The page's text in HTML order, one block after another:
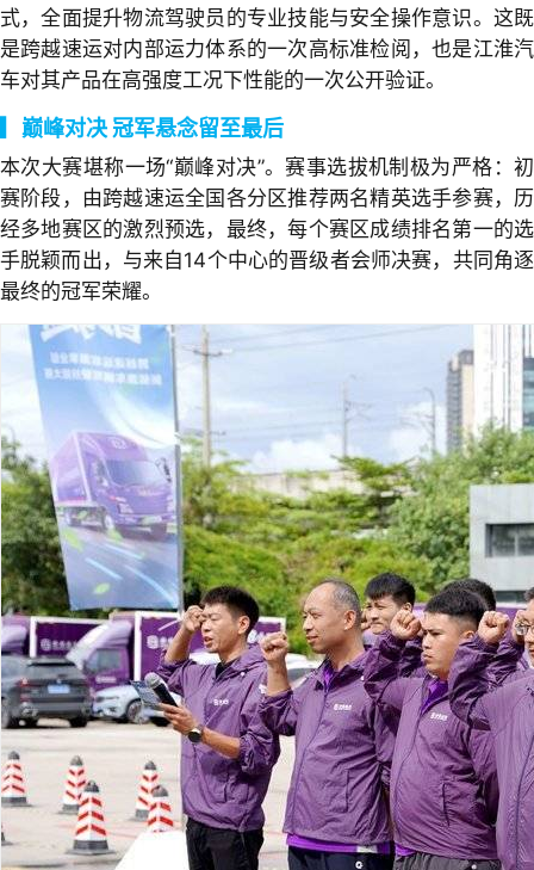
式，全面提升物流驾驶员的专业技能与安全操作意识。这既
是跨越速运对内部运力体系的一次高标准检阅，也是江淮汽
车对其产品在高强度工况下性能的一次公开验证。
巅峰对决 冠军悬念留至最后
本次大赛堪称一场“巅峰对决”。赛事选拔机制极为严格：初
赛阶段，由跨越速运全国各分区推荐两名精英选手参赛，历
经多地赛区的激烈预选，最终，每个赛区成绩排名第一的选
手脱颖而出，与来自14个中心的晋级者会师决赛，共同角逐
最终的冠军荣耀。